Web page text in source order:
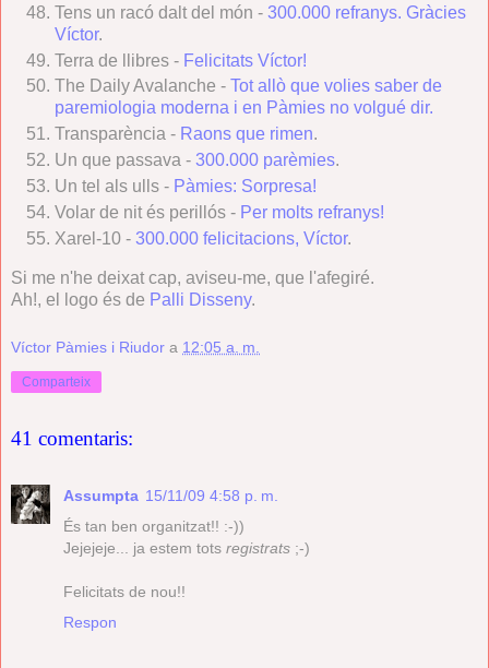
Tens un racó dalt del món - 300.000 refranys. Gràcies
Víctor.
Terra de llibres - Felicitats Víctor!
The Daily Avalanche - Tot allò que volies saber de
paremiologia moderna i en Pàmies no volgué dir.
Transparència - Raons que rimen.
Un que passava - 300.000 parèmies.
Un tel als ulls - Pàmies: Sorpresa!
Volar de nit és perillós - Per molts refranys!
Xarel-10 - 300.000 felicitacions, Víctor.
Si me n'he deixat cap, aviseu-me, que l'afegiré.
Ah!, el logo és de Palli Disseny.
Víctor Pàmies i Riudor a 12:05 a. m.
Comparteix
41 comentaris:
Assumpta 15/11/09 4:58 p. m.
És tan ben organitzat!! :-))
Jejejeje... ja estem tots registrats ;-)
Felicitats de nou!!
Respon